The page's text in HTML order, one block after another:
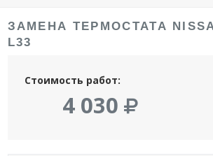
ЗАМЕНА ТЕРМОСТАТА
L33
Стоимость работ:
4 030